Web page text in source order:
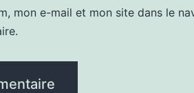
mon e-mail et mon site dans le